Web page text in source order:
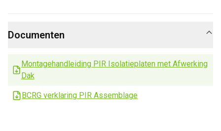
Documenten
Montagehandleiding PIR Isolatieplaten met Afwerking
Dak
BCRG verklaring PIR Assemblage